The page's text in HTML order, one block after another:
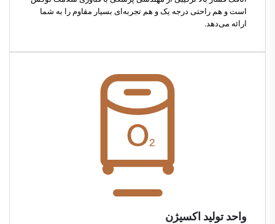
است و هم راحتی درجه یک و هم تجربه‌ای بسیار مقاوم را به شما
ارائه می‌دهد.
واحد تولید اکسیژن